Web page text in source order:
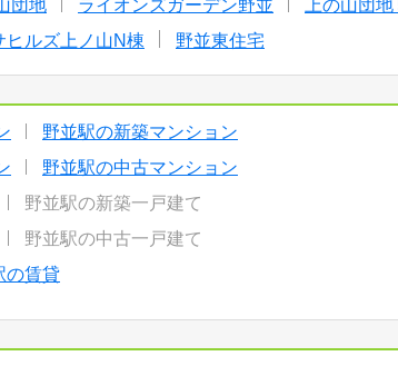
団地 ライオンズガーデン野並 上の山団
ヒルズ上ノ山N棟 野並東住宅
野並駅の新築マンション
野並駅の中古マンション
野並駅の新築一戸建て
野並駅の中古一戸建て
の賃貸